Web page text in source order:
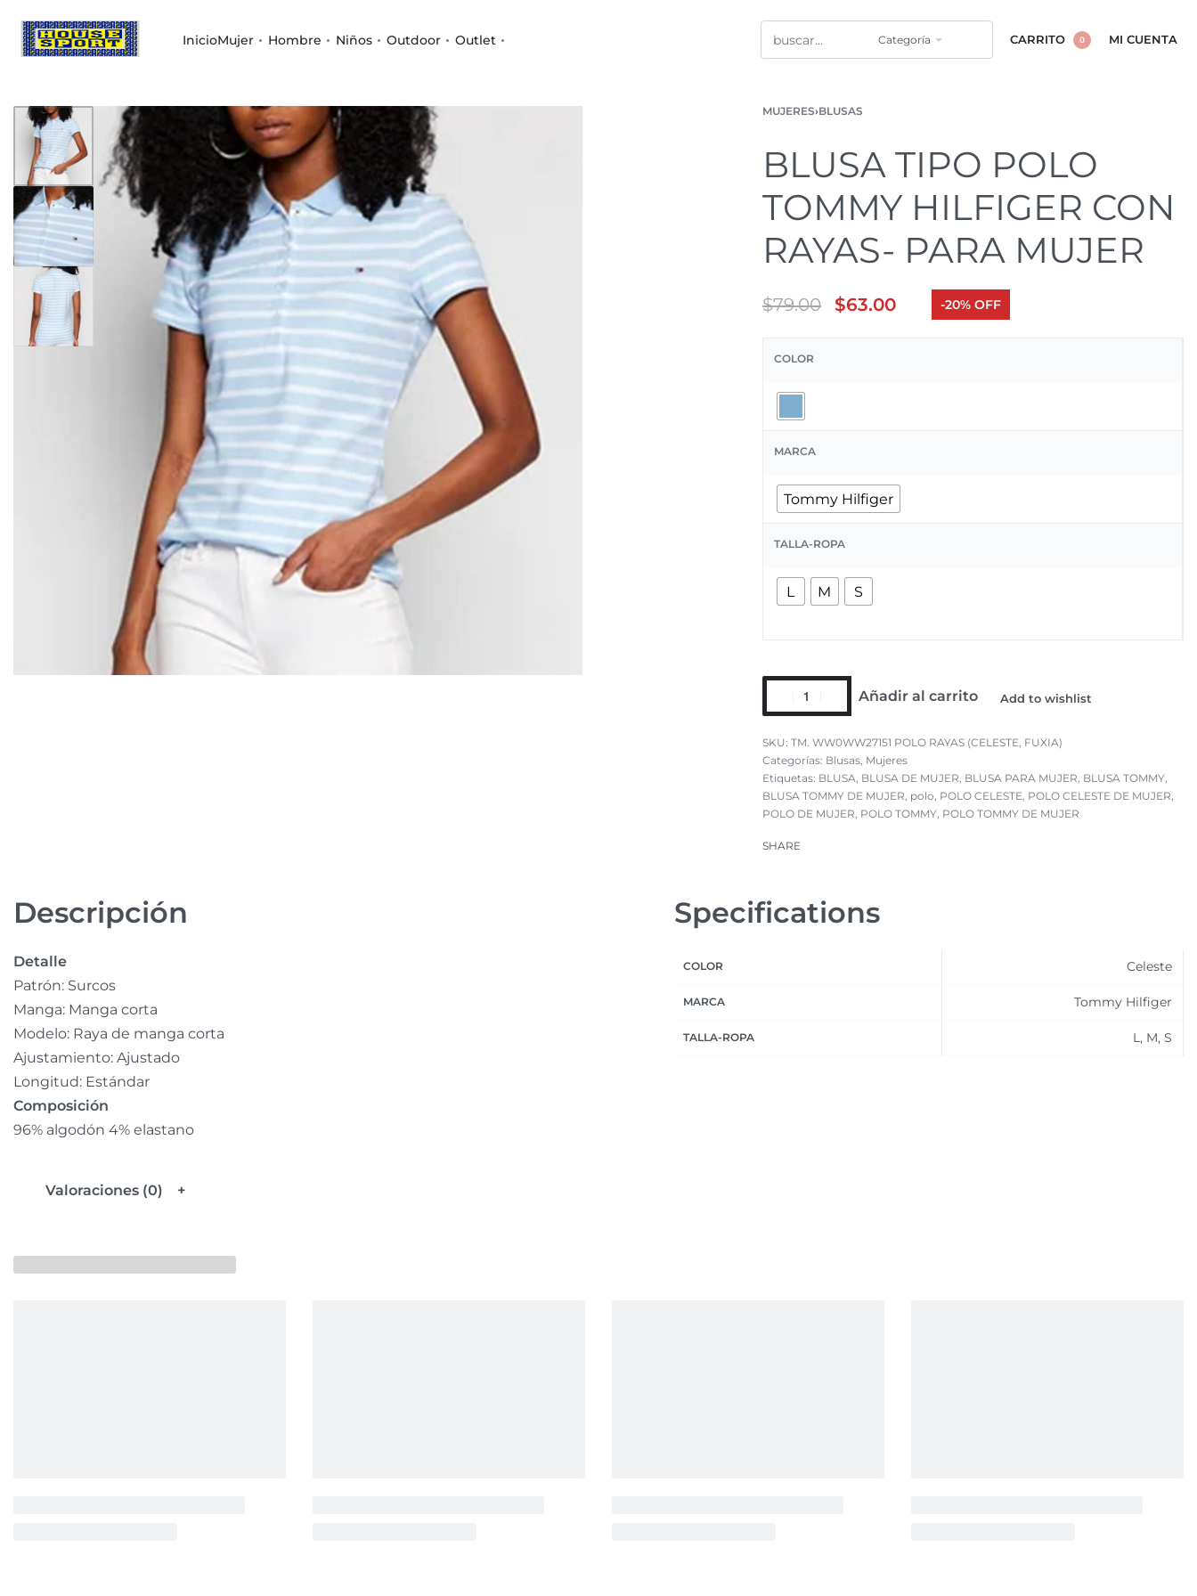
InicioMujer Hombre Niños Outdoor Outlet Categoría CARRITO 0 MI CUENTA
MUJERES›BLUSAS
BLUSA TIPO POLO
TOMMY HILFIGER CON
RAYAS- PARA MUJER
$79.00 $63.00 -20% OFF
COLOR
MARCA
Tommy Hilfiger
TALLA-ROPA
L M S
Añadir al carrito Add to wishlist
TM. WW0WW27151 POLO RAYAS (CELESTE, FUXIA)
Categorías: Blusas, Mujeres
Etiquetas: BLUSA, BLUSA DE MUJER, BLUSA PARA MUJER, BLUSA TOMMY,
BLUSA TOMMY DE MUJER, polo, POLO CELESTE, POLO CELESTE DE MUJER,
POLO DE MUJER, POLO TOMMY, POLO TOMMY DE MUJER
SHARE
Descripción
Detalle
Patrón: Surcos
Manga: Manga corta
Modelo: Raya de manga corta
Ajustamiento: Ajustado
Longitud: Estándar
Composición
96% algodón 4% elastano
Specifications
COLOR Celeste
MARCA Tommy Hilfiger
TALLA-ROPA L, M, S
Valoraciones (0)